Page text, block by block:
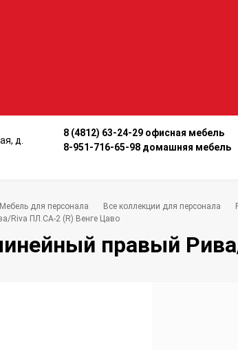
д.
8 (4812) 63-24-29 офисная мебель
8-951-716-65-98 домашняя мебель
Мебель для персонала Все коллекции для персонала
Riva ПЛ.СА-2 (R) Венге Цаво
правый